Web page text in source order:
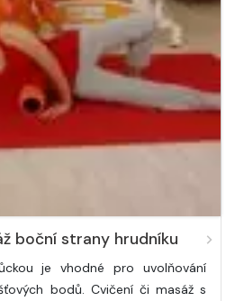
boční strany hrudníku
je vhodné pro uvolňování
bodů. Cvičení či masáž s